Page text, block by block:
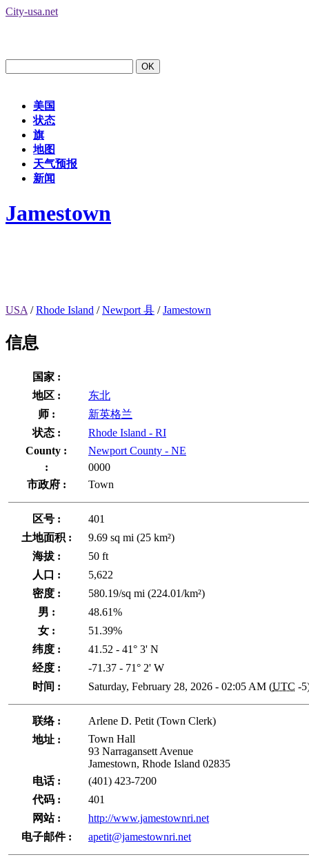
City-usa.net
美国
状态
旗
地图
天气预报
新闻
Jamestown
USA /Rhode Island /Newport 县 /Jamestown
信息
国家 :
地区 :
东北
师 :
新英格兰
状态 :
Rhode Island - RI
County :
Newport County - NE
:
0000
市政府 :
Town
区号 :
401
土地面积 :
9.69 sq mi (25 km²)
海拔 :
50 ft
人口 :
5,622
密度 :
580.19/sq mi (224.01/km²)
男 :
48.61%
女 :
51.39%
纬度 :
41.52 - 41° 3' N
经度 :
-71.37 - 71° 2' W
时间 :
Saturday, February 28, 2026 - 02:05 AM (UTC -
联络 :
Arlene D. Petit (Town Clerk)
地址 :
Town Hall
93 Narragansett Avenue
Jamestown, Rhode Island 02835
电话 :
(401) 423-7200
代码 :
401
网站 :
http://www.jamestownri.net
电子邮件 :
apetit@jamestownri.net